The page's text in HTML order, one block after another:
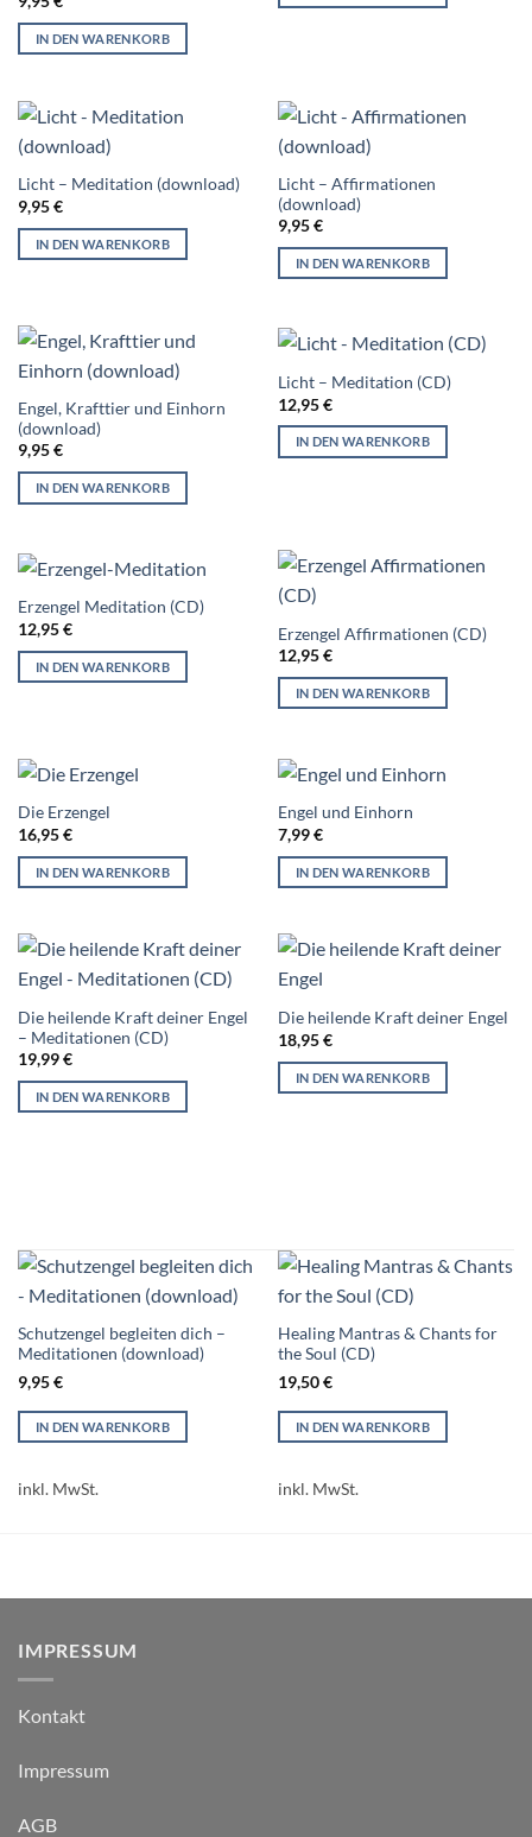
IN DEN WARENKORB
Licht – Meditation (download)
9,95€
IN DEN WARENKORB
Licht – Affirmationen
(download)
9,95€
IN DEN WARENKORB
Engel, Krafttier und Einhorn
(download)
9,95€
IN DEN WARENKORB
Licht – Meditation (CD)
12,95€
IN DEN WARENKORB
Erzengel Meditation (CD)
12,95€
IN DEN WARENKORB
Erzengel Affirmationen (CD)
12,95€
IN DEN WARENKORB
Die Erzengel
16,95€
IN DEN WARENKORB
Engel und Einhorn
7,99€
IN DEN WARENKORB
Die heilende Kraft deiner Engel
– Meditationen (CD)
19,99€
IN DEN WARENKORB
Die heilende Kraft deiner Engel
18,95€
IN DEN WARENKORB
Schutzengel begleiten dich –
Meditationen (download)
9,95€
IN DEN WARENKORB
inkl. MwSt.
Healing Mantras & Chants for
the Soul (CD)
19,50€
IN DEN WARENKORB
inkl. MwSt.
IMPRESSUM
Kontakt
Impressum
AGB